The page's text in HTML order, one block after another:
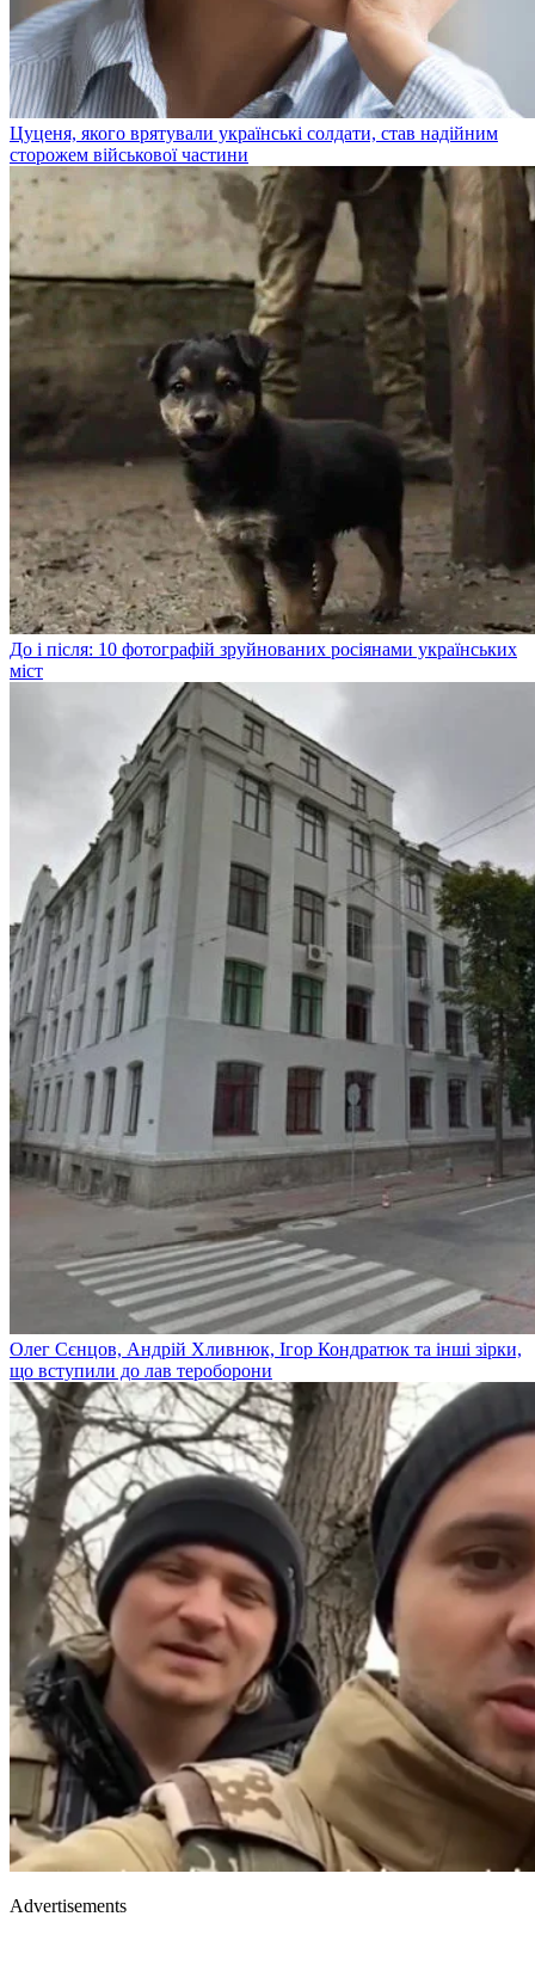
Цуценя, якого врятували українські солдати, став надійним
сторожем військової частини
До і після: 10 фотографій зруйнованих росіянами українських
міст
Олег Сєнцов, Андрій Хливнюк, Ігор Кондратюк та інші зірки,
що вступили до лав тероборони
Advertisements